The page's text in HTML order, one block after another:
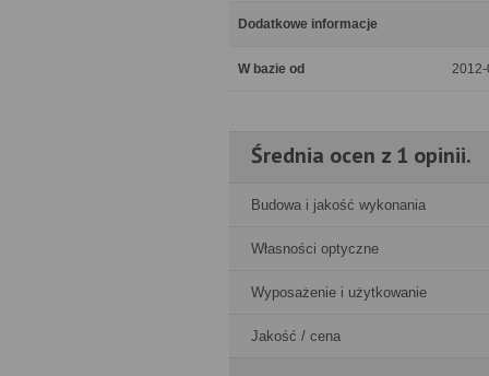
Dodatkowe informacje
W bazie od
Średnia ocen z 1 opinii.
Budowa i jakość wykonania
Własności optyczne
Wyposażenie i użytkowanie
Jakość / cena